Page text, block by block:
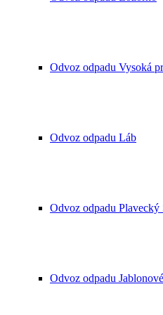
Odvoz odpadu Vysoká
Odvoz odpadu Láb
Odvoz odpadu Plavecký
Odvoz odpadu Jablonové